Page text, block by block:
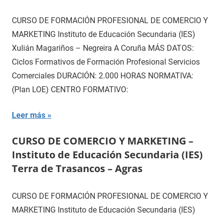
CURSO DE FORMACIÓN PROFESIONAL DE COMERCIO Y
MARKETING Instituto de Educación Secundaria (IES)
Xulián Magariños – Negreira A Coruña MÁS DATOS:
Ciclos Formativos de Formación Profesional Servicios
Comerciales DURACIÓN: 2.000 HORAS NORMATIVA:
(Plan LOE) CENTRO FORMATIVO:
Leer más
CURSO DE COMERCIO Y MARKETING –
Instituto de Educación Secundaria (IES)
Terra de Trasancos – Agras
CURSO DE FORMACIÓN PROFESIONAL DE COMERCIO Y
MARKETING Instituto de Educación Secundaria (IES)